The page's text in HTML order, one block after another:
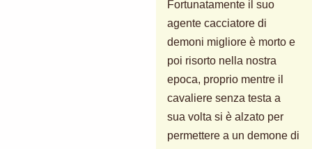
Fortunatamente il suo
agente cacciatore di
demoni migliore è morto e
poi risorto nella nostra
epoca, proprio mentre il
cavaliere senza testa a
sua volta si è alzato per
permettere a un demone di